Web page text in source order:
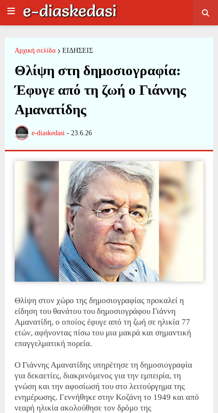
Αρχική σελίδα ΕΙΔΗΣΕΙΣ
Θλίψη στη δημοσιογραφία:
Έφυγε από τη ζωή ο Γιάννης
Αμανατίδης
e-diaskedasi - 23.6.26
Θλίψη στον χώρο της δημοσιογραφίας προκαλεί η
είδηση του θανάτου του δημοσιογράφου Γιάννη
Αμανατίδη, ο οποίος έφυγε από τη ζωή σε ηλικία 77
ετών, αφήνοντας πίσω του μια μακρά και σημαντική
επαγγελματική πορεία.
Ο Γιάννης Αμανατίδης υπηρέτησε τη δημοσιογραφία
για δεκαετίες, διακρινόμενος για την εμπειρία, τη
γνώση και την αφοσίωσή του στο λειτούργημα της
ενημέρωσης. Γεννήθηκε στην Κοζάνη το 1949 και από
νεαρή ηλικία ακολούθησε τον δρόμο της